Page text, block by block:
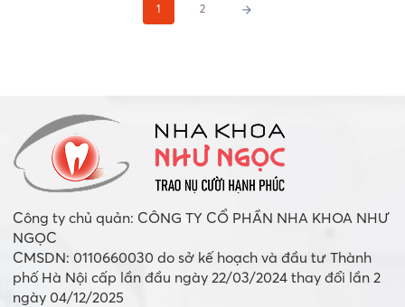
1 2
Công ty chủ quản: CÔNG TY CỔ PHẦN NHA KHOA NHƯ
NGỌC
CMSDN: 0110660030 do sở kế hoạch và đầu tư Thành
phố Hà Nội cấp lần đầu ngày 22/03/2024 thay đổi lần 2
ngày 04/12/2025